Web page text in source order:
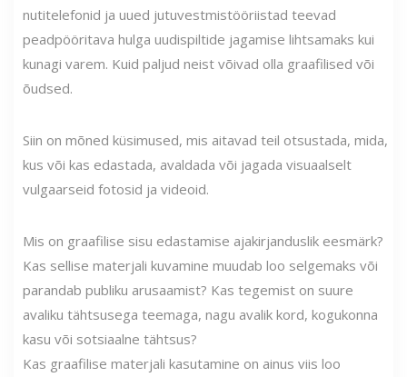
nutitelefonid ja uued jutuvestmistööriistad teevad
peadpööritava hulga uudispiltide jagamise lihtsamaks kui
kunagi varem. Kuid paljud neist võivad olla graafilised või
õudsed.
Siin on mõned küsimused, mis aitavad teil otsustada, mida,
kus või kas edastada, avaldada või jagada visuaalselt
vulgaarseid fotosid ja videoid.
Mis on graafilise sisu edastamise ajakirjanduslik eesmärk?
Kas sellise materjali kuvamine muudab loo selgemaks või
parandab publiku arusaamist? Kas tegemist on suure
avaliku tähtsusega teemaga, nagu avalik kord, kogukonna
kasu või sotsiaalne tähtsus?
Kas graafilise materjali kasutamine on ainus viis loo